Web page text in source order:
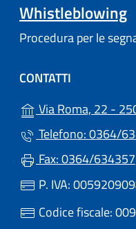
Whistleblowing
Procedura per le
CONTATTI
Via Roma, 22 -
Telefono: 0364/
Fax: 0364/634357
P. IVA:
Codice fiscale: